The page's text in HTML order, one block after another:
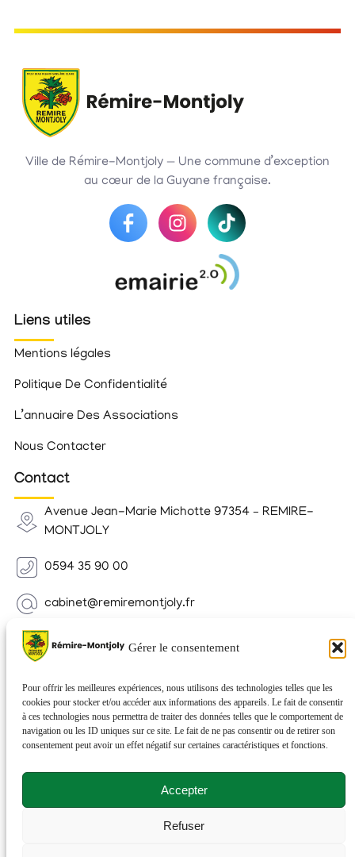
Gérer le consentement
Pour offrir les meilleures expériences, nous utilisons des technologies telles que les
cookies pour stocker et/ou accéder aux informations des appareils. Le fait de consentir
à ces technologies nous permettra de traiter des données telles que le comportement de
navigation ou les ID uniques sur ce site. Le fait de ne pas consentir ou de retirer son
consentement peut avoir un effet négatif sur certaines caractéristiques et fonctions.
Accepter
Refuser
Ville de Rémire-Montjoly — Une commune d’exception
au cœur de la Guyane française.
Liens utiles
Mentions légales
Politique De Confidentialité
L’annuaire Des Associations
Nous Contacter
Contact
Avenue Jean-Marie Michotte 97354 – REMIRE-
MONTJOLY
0594 35 90 00
cabinet@remiremontjoly.fr
Newsletter
nouvelles de votre commune.